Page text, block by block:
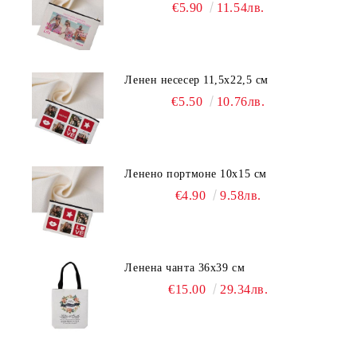
€5.90 11.54лв.
Ленен несесер 11,5х22,5 см
€5.50 10.76лв.
Ленено портмоне 10х15 см
€4.90 9.58лв.
Ленена чанта 36х39 см
€15.00 29.34лв.